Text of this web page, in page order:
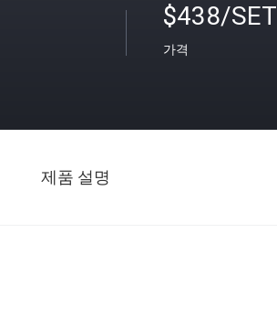
$438/SET
가격
제품 설명